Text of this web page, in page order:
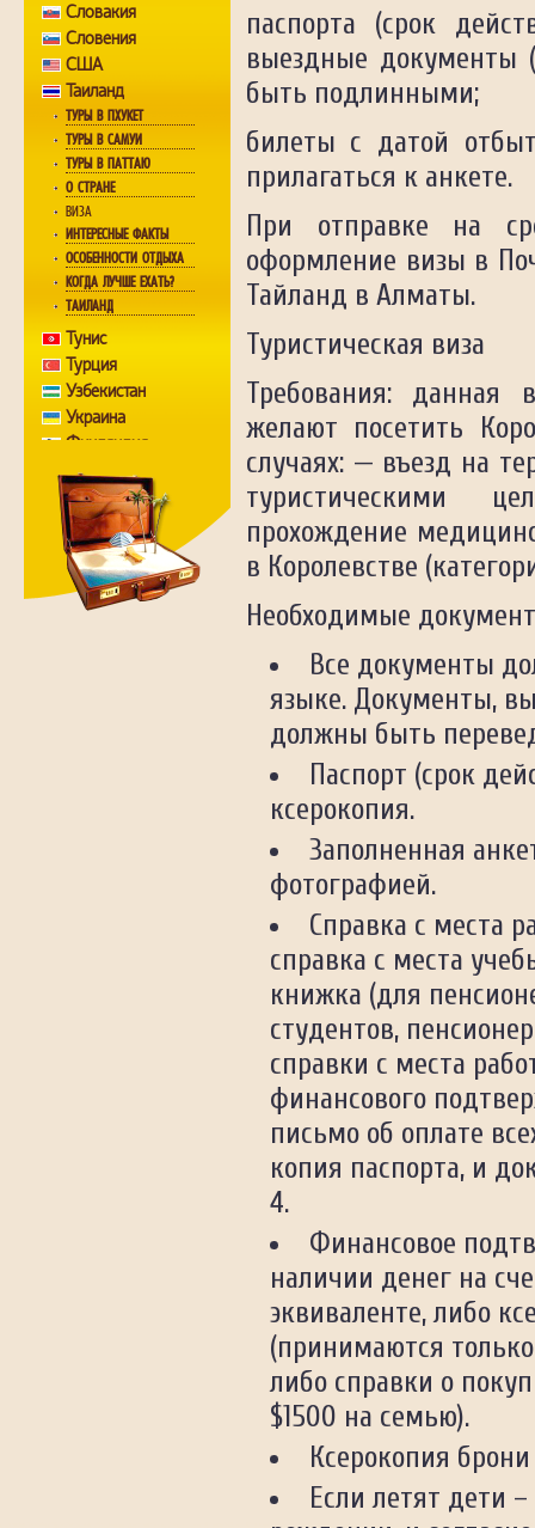
Словакия
Словения
США
Таиланд
ТУРЫ В ПХУКЕТ
ТУРЫ В САМУИ
ТУРЫ В ПАТТАЮ
О СТРАНЕ
ВИЗА
ИНТЕРЕСНЫЕ ФАКТЫ
ОСОБЕННОСТИ ОТДЫХА
КОГДА ЛУЧШЕ ЕХАТЬ?
ТАИЛАНД
Тунис
Турция
Узбекистан
Украина
Финляндия
Франция
Хорватия
Чехия
Швейцария
Швеция
Шри-Ланка
паспорта (срок
выездные документы
быть подлинными;
билеты с датой
прилагаться к анкете.
При отправке на
оформление визы в
Тайланд в Алматы.
Туристическая виза
Требования: данная
желают посетить
случаях: — въезд на
туристическими
прохождение
в Королевстве
Необходимые
Все документы
языке. Документы,
должны быть
Паспорт (срок
ксерокопия.
Заполненная
фотографией.
Справка с места
справка с места
книжка (для
студентов,
справки с места
финансового
письмо об оплате
копия паспорта, и
4.
Финансовое
наличии денег на
эквиваленте, либо
(принимаются
либо справки о
$1500 на семью).
Ксерокопия
Если летят дети